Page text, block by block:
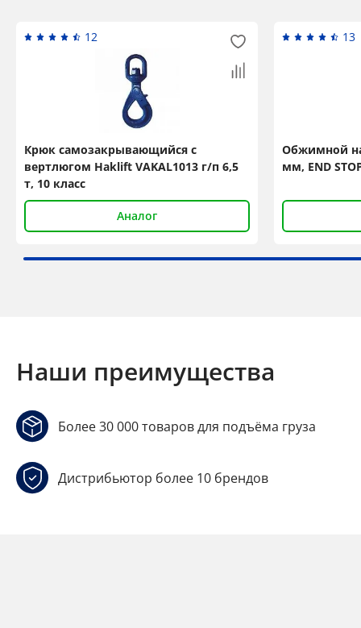
12
Крюк самозакрывающийся с
вертлюгом Haklift VAKAL1013 г/п 6,5
т, 10 класс
Аналог
13
Обжимной
мм, END
Наши преимущества
Более 30 000 товаров для подъёма груза
Дистрибьютор более 10 брендов